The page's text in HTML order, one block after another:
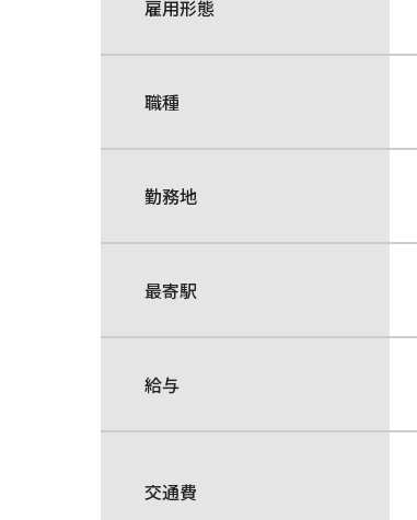
雇用形態
職種
勤務地
最寄駅
給与
交通費